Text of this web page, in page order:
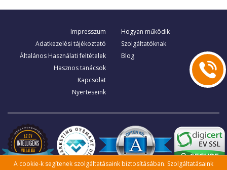
Impresszum
Adatkezelési tájékoztató
Általános Használati feltételek
Hasznos tanácsok
Kapcsolat
Nyerteseink
Hogyan működik
Szolgáltatóknak
Blog
A cookie-k segítenek szolgáltatásaink biztosításában. Szolgáltatásaink